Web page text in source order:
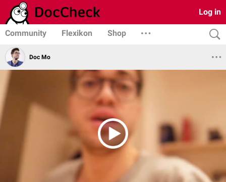
Log in
Community Flexikon Shop
Doc Mo